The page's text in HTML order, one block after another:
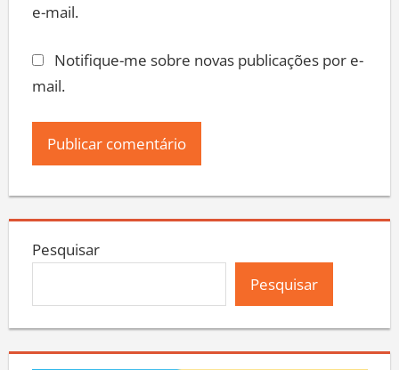
e-mail.
Notifique-me sobre novas publicações por e-
mail.
Pesquisar
Pesquisar